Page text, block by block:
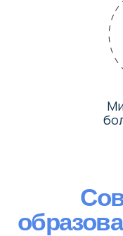
В нашей программе
важных навыков,
ребёнка к реальной жизни.